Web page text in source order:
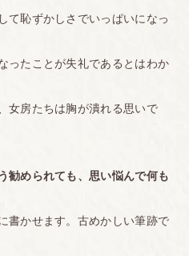
て恥ずかしさでいっぱいになっ
ったことが失礼であるとはわか
女房たちは胸が潰れる思いで
勧められても、思い悩んで何も
書かせます。古めかしい筆跡で